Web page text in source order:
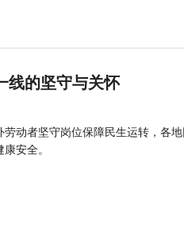
线的坚守与关怀
劳动者坚守岗位保障民生运转，各
安全。